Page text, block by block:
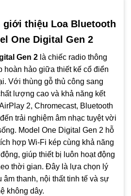
stream nhạc thông minh: AirPlay 2,
Connect.
phát nhạc nhanh chóng từ điện
(ở các khu vực khả dụng), dễ
thích.
động qua Wi‑Fi, luôn giữ thiết bị
remote đi kèm hoặc ứng dụng
phòng qua AirPlay 2 và
âm nhạc khắp không gian.
rõ nét, dễ quan sát khi điều chỉnh
giới thiệu Loa Bluetooth
One Digital Gen 2
Gen 2 là chiếc radio thông
hoàn hảo giữa thiết kế cổ điển
Với thùng gỗ thủ công sang
lượng cao và khả năng kết
2, Chromecast, Bluetooth
trải nghiệm âm nhạc tuyệt vời
Model One Digital Gen 2 hỗ
hợp Wi-Fi kép cùng khả năng
giúp thiết bị luôn hoạt động
thời gian. Đây là lựa chọn lý
thanh, nội thất tinh tế và sự
không dây.